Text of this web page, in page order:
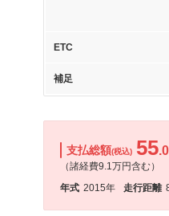
ETC
補足
支払総額(税込) 55.0
（諸経費9.1万円含む）
年式 2015年 走行距離